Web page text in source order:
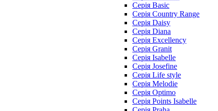
Серія Basic
Серія Country Range
Серія Daisy
Серія Diana
Серія Excellency
Серія Granit
Серія Isabelle
Серія Josefine
Серія Life style
Серія Melodie
Серія Optimo
Серія Points Isabelle